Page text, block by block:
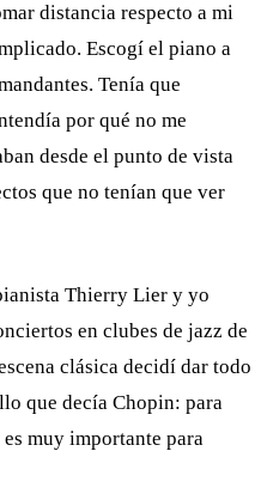
distancia respecto a mi
Escogí el piano a
Tenía que
por qué no me
desde el punto de vista
que no tenían que ver
Thierry Lier y yo
en clubes de jazz de
clásica decidí dar todo
que decía Chopin: para
muy importante para